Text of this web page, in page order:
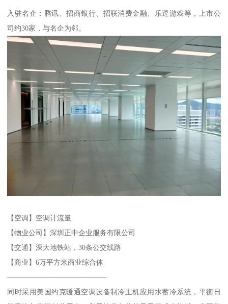
入驻名企：腾讯、招商银行、招联消费金融、乐逗游戏等，上市公
司约30家，与名企为邻。
【空调】空调计流量
【物业公司】深圳正中企业服务有限公司
【交通】深大地铁站，30条公交线路
【商业】6万平方米商业综合体
——————————————
同时采用美国约克暖通空调设备制冷主机应用水蓄冷系统，平衡日